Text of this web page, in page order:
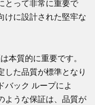
とって非常に重要で
けに設計された堅牢な
本質的に重要です。
した品質が標準となり
バック ループによ
ような保証は、品質が